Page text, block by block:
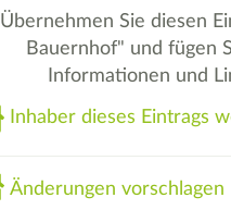
Übernehmen Sie diesen
Bauernhof" und fügen
Informationen und
Inhaber dieses Eintrags
Änderungen vorschlagen